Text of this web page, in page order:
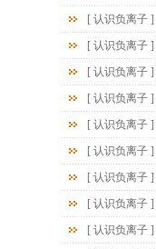
[ 认识负离子 ]
[ 认识负离子 ]
[ 认识负离子 ]
[ 认识负离子 ]
[ 认识负离子 ]
[ 认识负离子 ]
[ 认识负离子 ]
[ 认识负离子 ]
[ 认识负离子 ]